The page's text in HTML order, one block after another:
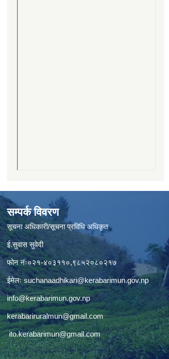
सम्पर्क विवरण
सूचना अधिकारी/सूचना प्रविधि अधिकृत
ई.सुवास सुवेदी
फोन नंः०२१-४०३११०,९८५२०८०२१७
ईमेलःsuchanaadhikari@kerabarimun.gov.np
info@kerabarimun.gov.np
kerabariruralmun@gmail.com
ito.kerabarimun@gmail.com